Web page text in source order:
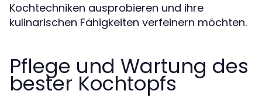
Kochtechniken ausprobieren und ihre
kulinarischen Fähigkeiten verfeinern möchten.
Pflege und Wartung des
bester Kochtopfs